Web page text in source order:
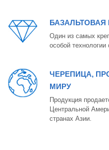
Один из самых
особой технологии
ЧЕРЕПИЦА,
МИРУ
Продукция
Центральной
странах Азии.